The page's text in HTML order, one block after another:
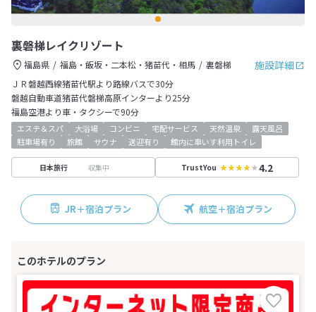
裏磐梯レイクリゾート
施設詳細
福島県 福島・飯坂・二本松・猪苗代・相馬
裏磐梯
ＪＲ磐越西線猪苗代駅より路線バスで30分
磐越自動車道猪苗代磐梯高原インターより25分
福島空港より車・タクシーで90分
エステ＆スパ 大浴場 コンビニ 宅配サービス 天然温泉
露天風呂
駐車場有り
旅館 サウナ 送迎有り 館内に車いす利用トイレ
日本旅行 収集中 TrustYou 4.2
JR＋宿泊プラン 航空＋宿泊プラン